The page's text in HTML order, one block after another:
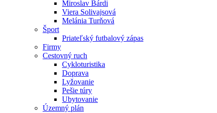
Miroslav Bárdi
Viera Solivajsová
Melánia Turňová
Šport
Priateľský futbalový zápas
Firmy
Cestovný ruch
Cykloturistika
Doprava
Lyžovanie
Pešie túry
Ubytovanie
Územný plán